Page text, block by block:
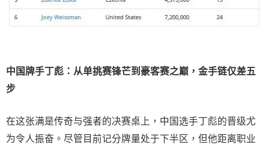
中国牌手丁彪：从单挑赛锋芒到豪客赛之巅，金手链仅差五
步
在这张满是传奇与强者的决赛桌上，中国选手丁彪的晋级尤
为令人振奋。尽管目前记分牌量处于下半区，但他距离职业